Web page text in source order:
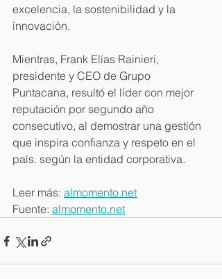
excelencia, la sostenibilidad y la
innovación.
Mientras, Frank Elías Rainieri,
presidente y CEO de Grupo
Puntacana, resultó el líder con mejor
reputación por segundo año
consecutivo, al demostrar una gestión
que inspira confianza y respeto en el
país. según la entidad corporativa.
Leer más: almomento.net
Fuente: almomento.net